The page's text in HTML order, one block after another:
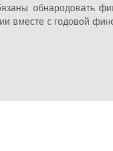
обнародовать
вместе с годовой